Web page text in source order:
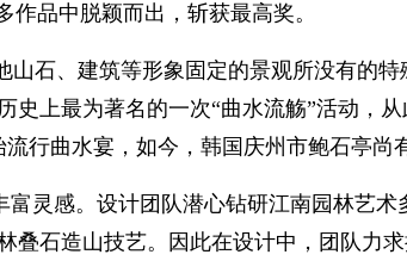
品中脱颖而出，斩获最高奖。
石、建筑等形象固定的景观所没有的
上最为著名的一次“曲水流觞”活动，
行曲水宴，如今，韩国庆州市鲍石亭尚
灵感。设计团队潜心钻研江南园林艺
石造山技艺。因此在设计中，团队力